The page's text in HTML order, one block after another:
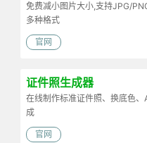
免费减小图片大小,支持JPG/
多种格式
官网
证件照生成器
在线制作标准证件照、换底色、
成
官网